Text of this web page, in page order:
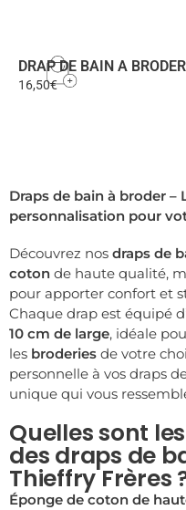
DRAP DE BAIN A
16,50€
Draps de bain à broder –
personnalisation pour
Découvrez nos draps de
coton de haute qualité,
pour apporter confort et
Chaque drap est équipé
10 cm de large, idéale
les broderies de votre
personnelle à vos draps
unique qui vous
Quelles sont
des draps de
Thieffry Frères
Éponge de coton de